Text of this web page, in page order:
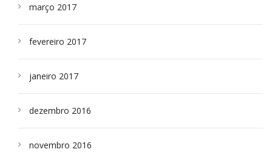
março 2017
fevereiro 2017
janeiro 2017
dezembro 2016
novembro 2016